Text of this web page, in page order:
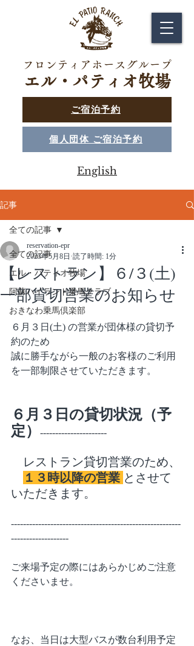
フロンティアホースグループ
エル・パティオ牧場
English
ご宿泊予約
個人団体 ご宿泊予約
記事
全ての記事
エル・パティオ牧場
阿蘇ハイランド乗馬クラブ
おきなわ乗馬倶楽部
全ての記事
【レストラン】６/３(土)
一部貸切営業のお知らせ
reservation-epr
2023年5月8日 読了時間: 1分
６月３日(土) の営業が団体様の貸切予
約のため
誠に勝手ながら一般のお客様のご利用
を一部制限させていただきます。
６月３日の貸切状況（予
定）
----------------------
レストラン貸切営業のため、
１３時以降の営業 とさせて
いただきます。
--------------------------------------------------------
-------------------
ご来場予定の際にはあらかじめご注意
くださいませ。
なお、当日は大型バスが数台利用予定